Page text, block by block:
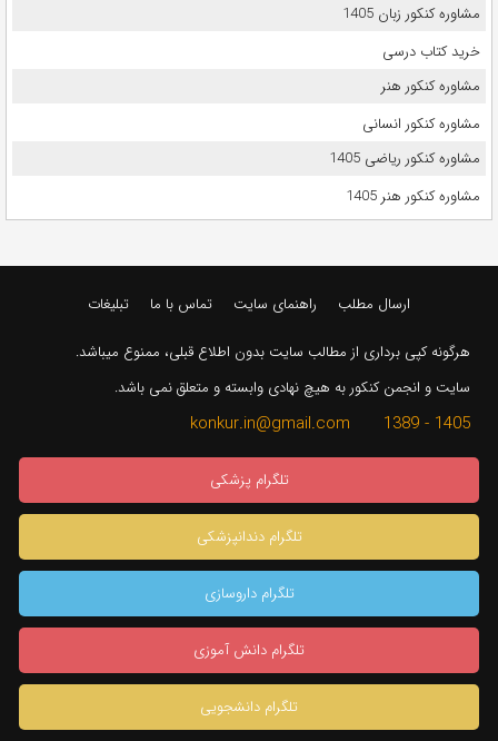
مشاوره کنکور زبان 1405
خرید کتاب درسی
مشاوره کنکور هنر
مشاوره کنکور انسانی
مشاوره کنکور ریاضی 1405
مشاوره کنکور هنر 1405
ارسال مطلب راهنمای سایت تماس با ما تبلیغات
هرگونه کپی برداری از مطالب سایت بدون اطلاع قبلی، ممنوع میباشد.
سایت و انجمن کنکور به هیچ نهادی وابسته و متعلق نمی باشد.
1405 - 1389 konkur.in@gmail.com
تلگرام پزشکی
تلگرام دندانپزشکی
تلگرام داروسازی
تلگرام دانش آموزی
تلگرام دانشجویی